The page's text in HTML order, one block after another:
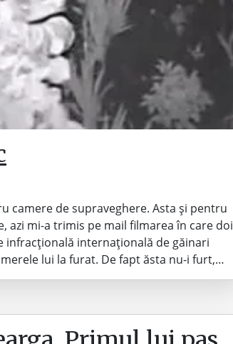
camere de supraveghere. Asta și pentru
azi mi-a trimis pe mail filmarea în care doi
infracțională internațională de găinari
lui la furat. De fapt ăsta nu-i furt,…